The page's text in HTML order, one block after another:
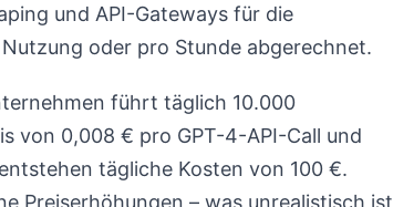
und API-Gateways für die
oder pro Stunde abgerechnet.
führt täglich 10.000
von 0,008 € pro GPT-4-API-Call und
tägliche Kosten von 100 €.
Preiserhöhungen – was unrealistisch ist